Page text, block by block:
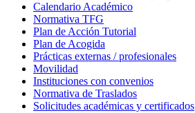
Calendario Académico
Normativa TFG
Plan de Acción Tutorial
Plan de Acogida
Prácticas externas / profesionales
Movilidad
Instituciones con convenios
Normativa de Traslados
Solicitudes académicas y certificados